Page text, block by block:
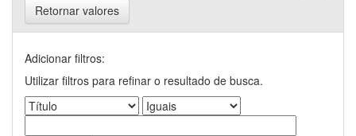
Retornar valores
Adicionar filtros:
Utilizar filtros para refinar o resultado de busca.